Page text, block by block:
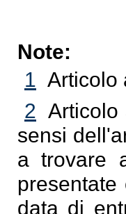
Note:
1 Articolo
2 Articolo
sensi
a trovare
data di